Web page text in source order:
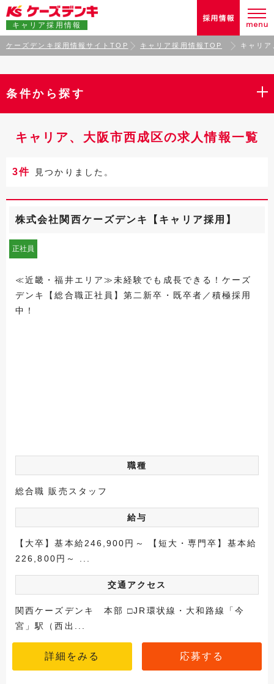
キャリア採用情報
ケーズデンキ採用情報サイトTOP キャリア採用情報TOP キャリ
条件から探す
キャリア、大阪市西成区の求人情報一覧
3件 見つかりました。
株式会社関西ケーズデンキ【キャリア採用】
正社員
≪近畿・福井エリア≫未経験でも成長できる！ケーズ
デンキ【総合職正社員】第二新卒・既卒者／積極採用
中！
職種
総合職 販売スタッフ
給与
【大卒】基本給246,900円～ 【短大・専門卒】基本給
226,800円～ ...
交通アクセス
関西ケーズデンキ 本部 □JR環状線・大和路線「今
宮」駅（西出...
詳細をみる 応募する